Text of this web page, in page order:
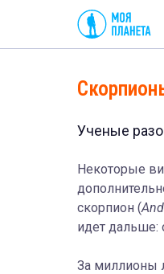
Ученые
Некоторые
скорпион (
идет дальше:
За миллионы